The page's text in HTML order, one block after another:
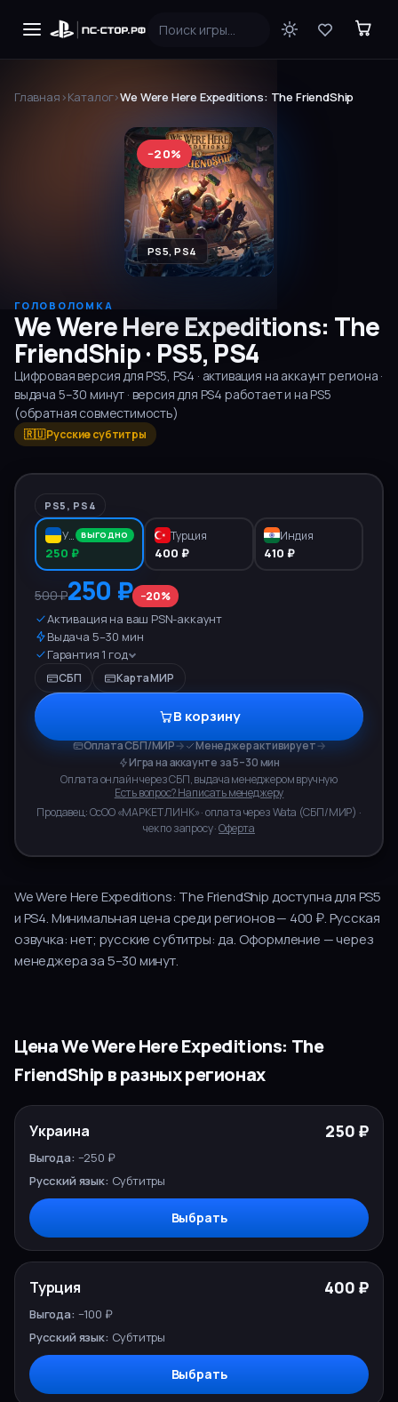
Главная›Каталог›We Were Here Expeditions: The FriendShip
−20%
PS5, PS4
ГОЛОВОЛОМКА
We Were Here Expeditions: The
FriendShip· PS5, PS4
Цифровая версия дляPS5, PS4 · активация на аккаунт региона ·
выдача 5–30 минут · версия для PS4 работает и на PS5
(обратная совместимость)
🇷🇺 Русские субтитры
PS5, PS4
Украина
ВЫГОДНО
250 ₽
Турция
400 ₽
Индия
410 ₽
500 ₽250 ₽ −20%
Активация на ваш PSN-аккаунт
Выдача 5–30 мин
Гарантия 1 год
СБП Карта МИР
В корзину
Оплата СБП/МИР→ Менеджер активирует→
Игра на аккаунте за 5–30 мин
Оплата онлайн через СБП, выдача менеджером вручную
Есть вопрос? Написать менеджеру
Продавец:ОсОО «МАРКЕТ ЛИНК»· оплата черезWata (СБП/МИР) ·
чек по запросу ·Оферта
We Were Here Expeditions: The FriendShipдоступна дляPS5
и PS4.Минимальная цена среди регионов — 400 ₽.Русская
озвучка:нет; русские субтитры:да. Оформление — через
менеджера за5–30минут.
ЦенаWe Were Here Expeditions: The
FriendShip в разных регионах
РЕГИОН
Украина 250 ₽
−250 ₽
Субтитры
Выбрать
Турция 400 ₽
−100 ₽
Субтитры
Выбрать